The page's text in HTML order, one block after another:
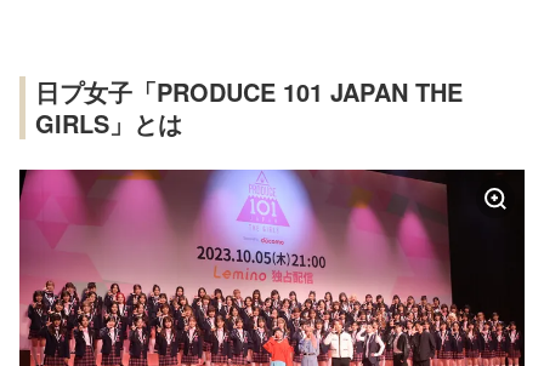
日プ女子「PRODUCE 101 JAPAN THE
GIRLS」とは